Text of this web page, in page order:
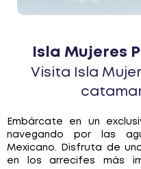
Isla Mujeres
Visita Isla
Embárcate en un
navegando por las
Mexicano. Disfruta de
en los arrecifes más